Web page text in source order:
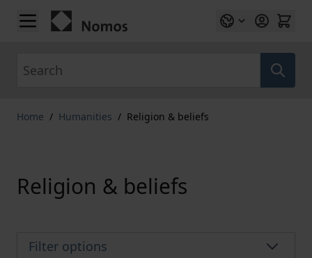
Skip to Content
Home / Humanities / Religion & beliefs
Religion & beliefs
Filter options